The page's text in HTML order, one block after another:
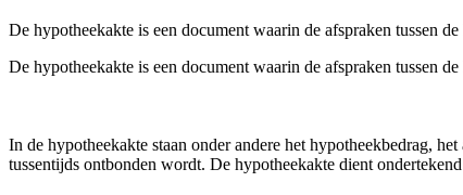
De hypotheekakte is een document waarin de afspraken tussen
De hypotheekakte is een document waarin de afspraken tussen
In de hypotheekakte staan onder andere het hypotheekbedrag,
tussentijds ontbonden wordt. De hypotheekakte dient